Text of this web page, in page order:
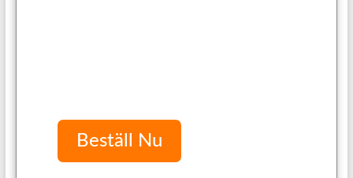
Beställ Nu